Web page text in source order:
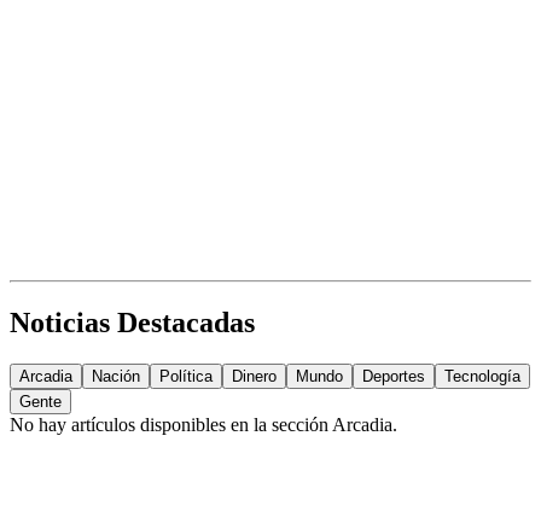
Noticias Destacadas
Arcadia Nación Política Dinero Mundo Deportes
Tecnología
Gente
No hay artículos disponibles en la sección Arcadia.